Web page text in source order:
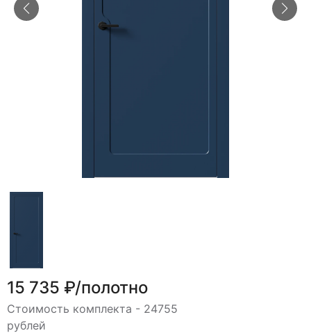
15 735 ₽/полотно
Стоимость комплекта - 24755
рублей